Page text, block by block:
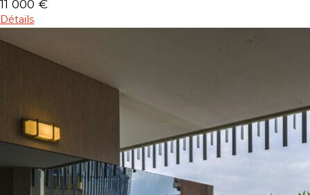
11 000 €
Détails